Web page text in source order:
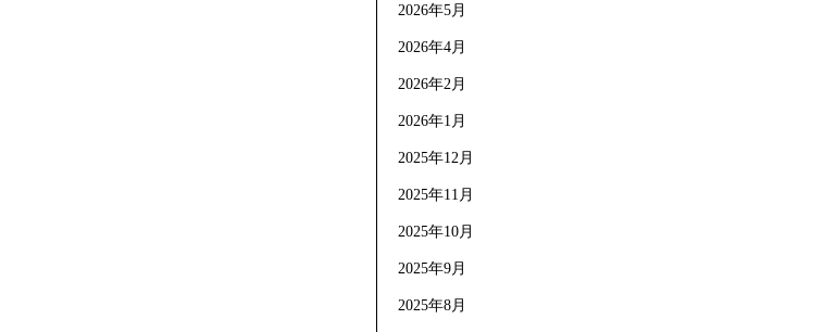
2026年5月
2026年4月
2026年2月
2026年1月
2025年12月
2025年11月
2025年10月
2025年9月
2025年8月